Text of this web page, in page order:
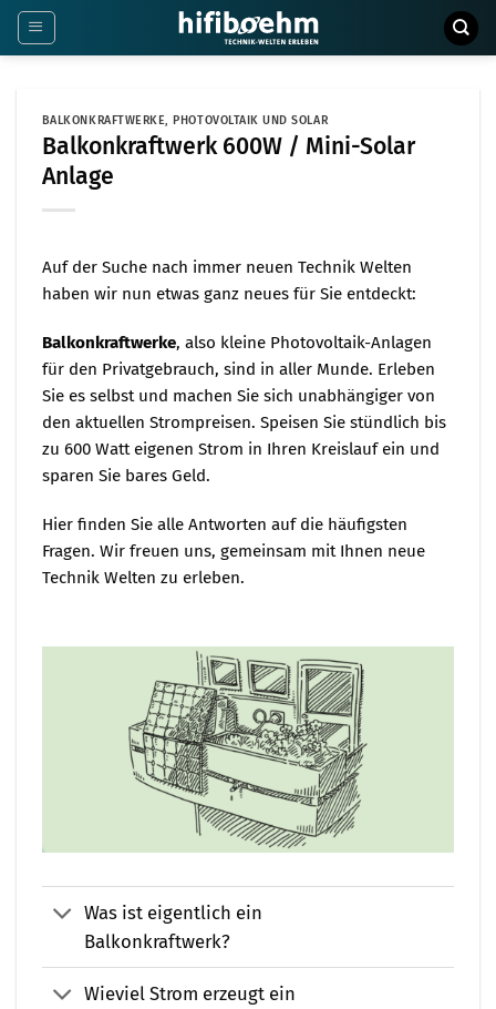
Zum
Inhalt
BALKONKRAFTWERKE,PHOTOVOLTAIK UND SOLAR
Balkonkraftwerk 600W / Mini-Solar
Anlage
Auf der Suche nach immer neuen Technik Welten
haben wir nun etwas ganz neues für Sie entdeckt:
Balkonkraftwerke, also kleine Photovoltaik-Anlagen
für den Privatgebrauch, sind in aller Munde. Erleben
Sie es selbst und machen Sie sich unabhängiger von
den aktuellen Strompreisen. Speisen Sie stündlich bis
zu 600 Watt eigenen Strom in Ihren Kreislauf ein und
sparen Sie bares Geld.
Hier finden Sie alle Antworten auf die häufigsten
Fragen. Wir freuen uns, gemeinsam mit Ihnen neue
Technik Welten zu erleben.
Was ist eigentlich ein
Balkonkraftwerk?
Wieviel Strom erzeugt ein